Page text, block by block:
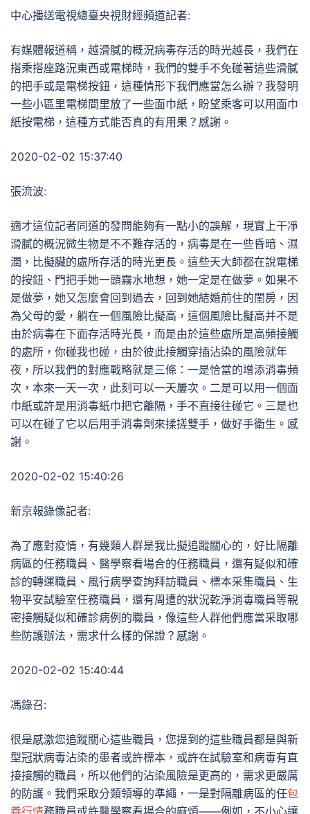
中心播送電視總臺央視財經頻道記者:
有媒體報道稱，越滑膩的概況病毒存活的時光越長，我們在
搭乘搭座路況東西或電梯時，我們的雙手不免碰著這些滑膩
的把手或是電梯按鈕，這種情形下我們應當怎么辦？我發明
一些小區里電梯間里放了一些面巾紙，盼望乘客可以用面巾
紙按電梯，這種方式能否真的有用果？感謝。
2020-02-02 15:37:40
張流波:
適才這位記者同道的發問能夠有一點小的誤解，現實上干凈
滑膩的概況微生物是不不難存活的，病毒是在一些昏暗、濕
潤，比擬臟的處所存活的時光更長。這些天大師都在說電梯
的按鈕、門把手她一頭霧水地想，她一定是在做夢。如果不
是做夢，她又怎麼會回到過去，回到她結婚前住的閨房，因
為父母的愛，躺在一個風險比擬高，這個風險比擬高并不是
由於病毒在下面存活時光長，而是由於這些處所是高頻接觸
的處所，你碰我也碰，由於彼此接觸穿插沾染的風險就年
夜，所以我們的對應戰略就是三條：一是恰當的增添消毒頻
次，本來一天一次，此刻可以一天屢次。二是可以用一個面
巾紙或許是用消毒紙巾把它離隔，手不直接往碰它。三是也
可以在碰了它以后用手消毒劑來揉搓雙手，做好手衛生。感
謝。
2020-02-02 15:40:26
新京報錄像記者:
為了應對疫情，有幾類人群是我比擬追蹤關心的，好比隔離
病區的任務職員、醫學察看場合的任務職員，還有疑似和確
診的轉運職員、風行病學查詢拜訪職員、標本采集職員、生
物平安試驗室任務職員，還有周遭的狀況乾淨消毒職員等親
密接觸疑似和確診病例的職員，像這些人群他們應當采取哪
些防護辦法，需求什么樣的保證？感謝。
2020-02-02 15:40:44
馮錄召:
很是感激您追蹤關心這些職員，您提到的這些職員都是與新
型冠狀病毒沾染的患者或許標本，或許在試驗室和病毒有直
接接觸的職員，所以他們的沾染風險是更高的，需求更嚴厲
的防護。我們采取分類領導的準繩，一是對隔離病區的任包
養行情務職員或許醫學察看場合的麻煩——例如，不小心讓